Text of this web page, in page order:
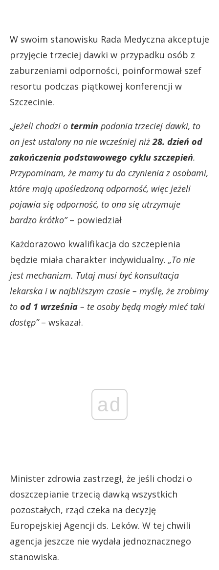
W swoim stanowisku Rada Medyczna akceptuje
przyjęcie trzeciej dawki w przypadku osób z
zaburzeniami odporności, poinformował szef
resortu podczas piątkowej konferencji w
Szczecinie.
„Jeżeli chodzi o termin podania trzeciej dawki, to
on jest ustalony na nie wcześniej niż28. dzień od
zakończenia podstawowego cyklu szczepień.
Przypominam, że mamy tu do czynienia z osobami,
które mają upośledzoną odporność, więc jeżeli
pojawia się odporność, to ona się utrzymuje
bardzo krótko”– powiedział
Każdorazowo kwalifikacja do szczepienia
będzie miała charakter indywidualny. „To nie
jest mechanizm. Tutaj musi być konsultacja
lekarska i w najbliższym czasie – myślę, że zrobimy
to od 1 września – te osoby będą mogły mieć taki
dostęp”– wskazał.
ad
Minister zdrowia zastrzegł, że jeśli chodzi o
doszczepianie trzecią dawką wszystkich
pozostałych, rząd czeka na decyzję
Europejskiej Agencji ds. Leków. W tej chwili
agencja jeszcze nie wydała jednoznacznego
stanowiska.